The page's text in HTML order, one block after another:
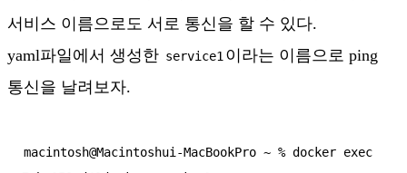
서비스 이름으로도 서로 통신을 할 수 있다.
yaml파일에서 생성한 service1이라는 이름으로 ping
통신을 날려보자.
macintosh@Macintoshui-MacBookPro ~ % docker exec